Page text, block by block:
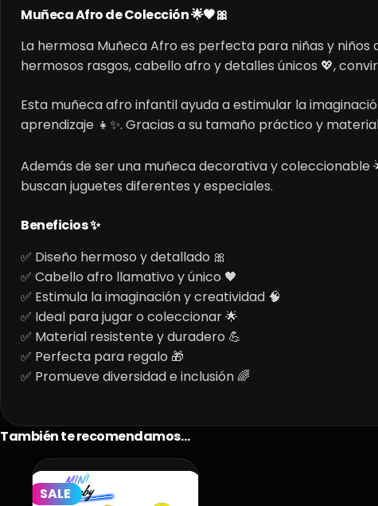
Muñeca Afro de Colección 🌟🖤🎀
La hermosa Muñeca Afro es perfecta para niñas y niños
hermosos rasgos, cabello afro y detalles únicos 💖,
Esta muñeca afro infantil ayuda a estimular la
aprendizaje 👧✨. Gracias a su tamaño práctico y
Además de ser una muñeca decorativa y coleccionable
buscan juguetes diferentes y especiales.
Beneficios ✨
✅ Diseño hermoso y detallado 🎀
✅ Cabello afro llamativo y único 🖤
✅ Estimula la imaginación y creatividad 🧠
✅ Ideal para jugar o coleccionar 🌟
✅ Material resistente y duradero 💪
✅ Perfecta para regalo 🎁
✅ Promueve diversidad e inclusión 🌈
También te recomendamos…
SALE